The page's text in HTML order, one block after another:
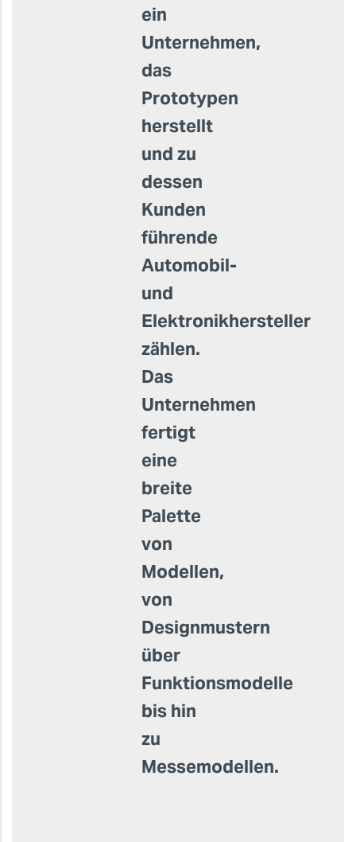
ein
Unternehmen,
das
Prototypen
herstellt
und zu
dessen
Kunden
führende
Automobil-
und
Elektronikhersteller
zählen.
Das
Unternehmen
fertigt
eine
breite
Palette
von
Modellen,
von
Designmustern
über
Funktionsmodelle
bis hin
zu
Messemodellen.